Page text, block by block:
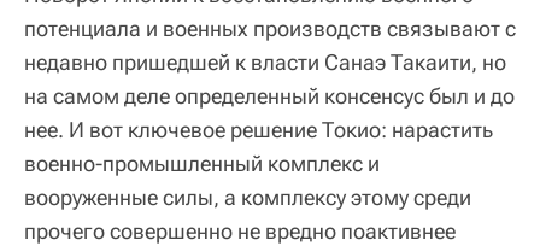
потенциала и военных производств связывают с
недавно пришедшей к власти Санаэ Такаити, но
на самом деле определенный консенсус был и до
нее. И вот ключевое решение Токио: нарастить
военно-промышленный комплекс и
вооруженные силы, а комплексу этому среди
прочего совершенно не вредно поактивнее